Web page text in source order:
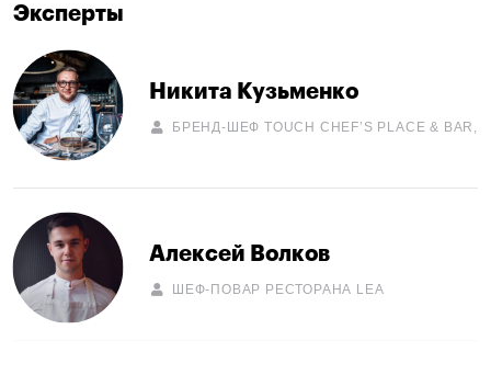
Эксперты
Никита Кузьменко
БРЕНД-ШЕФ TOUCH CHEF’S PLACE & BAR,
Алексей Волков
ШЕФ-ПОВАР РЕСТОРАНА LEA